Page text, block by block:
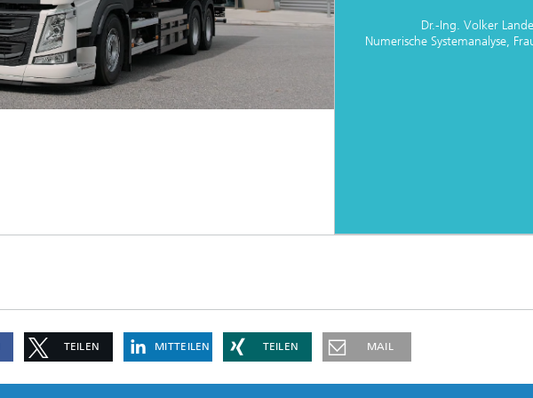
Dr.-Ing. Volker
Numerische Systemanalyse,
TEILEN MITTEILEN TEILEN MAIL